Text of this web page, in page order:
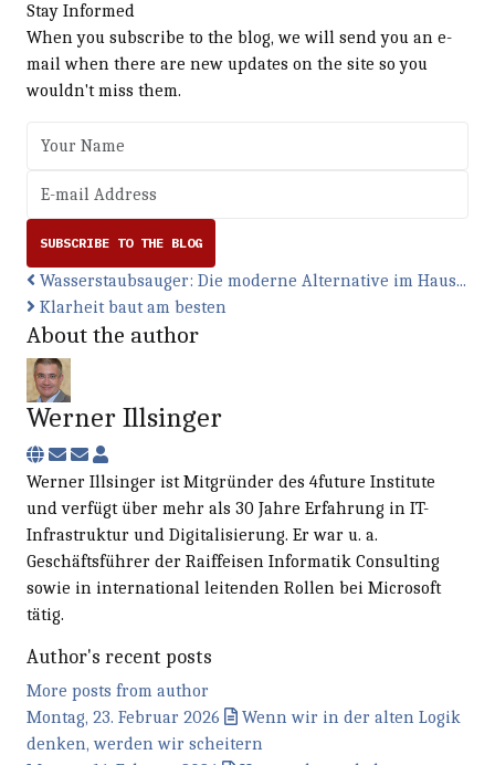
Stay Informed
When you subscribe to the blog, we will send you an e-
mail when there are new updates on the site so you
wouldn't miss them.
E-mail Address
SUBSCRIBE TO THE BLOG
Wasserstaubsauger: Die moderne Alternative im Haus...
Klarheit baut am besten
About the author
Werner Illsinger
Subscribe to updates from author
Unsubscribe to updates from author
Werner Illsinger
Werner Illsinger ist Mitgründer des 4future Institute
und verfügt über mehr als 30 Jahre Erfahrung in IT-
Infrastruktur und Digitalisierung. Er war u. a.
Geschäftsführer der Raiffeisen Informatik Consulting
sowie in international leitenden Rollen bei Microsoft
tätig.
Author's recent posts
More posts from author
Montag, 23. Februar 2026
Wenn wir in der alten Logik
denken, werden wir scheitern